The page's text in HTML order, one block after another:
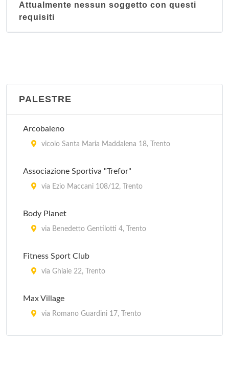
Attualmente nessun soggetto con questi
requisiti
PALESTRE
Arcobaleno
vicolo Santa Maria Maddalena 18, Trento
Associazione Sportiva "Trefor"
via Ezio Maccani 108/12, Trento
Body Planet
via Benedetto Gentilotti 4, Trento
Fitness Sport Club
via Ghiaie 22, Trento
Max Village
via Romano Guardini 17, Trento